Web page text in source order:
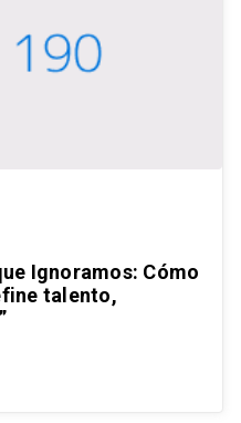
Ignoramos: Cómo
talento,